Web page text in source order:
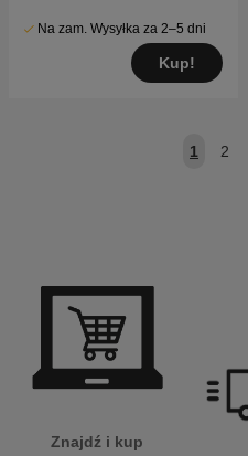
Na zam. Wysyłka za 2–5 dni
Kup!
1 2
Znajdź i kup